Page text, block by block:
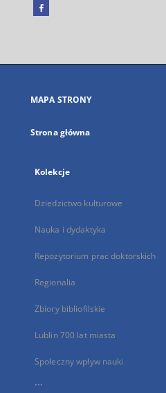
Facebook
się
karcie
MAPA STRONY
Strona główna
Kolekcje
Dziedzictwo kulturowe
Nauka i dydaktyka
Repozytorium prac doktorskich
Regionalia
Zbiory bibliofilskie
Lublin 700 lat miasta
Społeczny wpływ nauki
...